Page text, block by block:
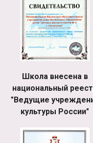
Школа внесена в
национальный
"Ведущие
культуры России"